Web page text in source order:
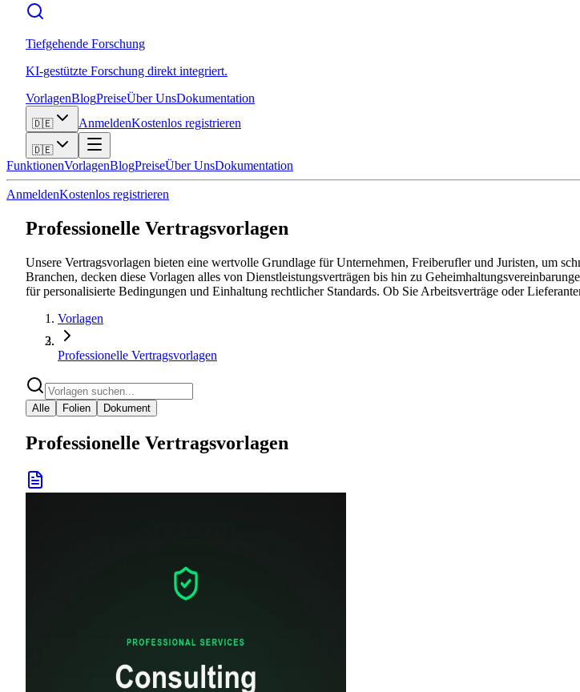
Tiefgehende Forschung
KI-gestützte Forschung direkt integriert.
VorlagenBlogPreiseÜber UnsDokumentation
🇩🇪 AnmeldenKostenlos registrieren
🇩🇪
FunktionenVorlagenBlogPreiseÜber UnsDokumentation
AnmeldenKostenlos registrieren
Professionelle Vertragsvorlagen
Unsere Vertragsvorlagen bieten eine wertvolle Grundlage für Unternehmen, Freiberufler und Juristen, um
Branchen, decken diese Vorlagen alles von Dienstleistungsverträgen bis hin zu
für personalisierte Bedingungen und Einhaltung rechtlicher Standards. Ob Sie Arbeitsverträge oder
Vorlagen
Professionelle Vertragsvorlagen
Alle Folien Dokument
Professionelle Vertragsvorlagen